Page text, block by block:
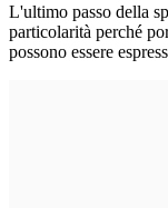
L'ultimo passo della
particolarità perché
possono essere